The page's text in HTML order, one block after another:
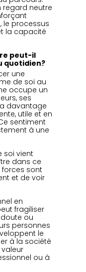
regard neutre
le processus
la capacité
peut-il
quotidien?
une
de soi au
occupe un
ses
davantage
utile et en
sentiment
à une
soi vient
dans ce
forces sont
et de voir
en
fragiliser
ou
personnes
le
à la société
ou à